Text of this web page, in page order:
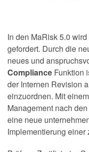
In den MaRisk 5.0
gefordert. Durch die
neues und
Compliance Funktion
der Internen Revision
einzuordnen. Mit
Management nach
eine neue
Implementierung